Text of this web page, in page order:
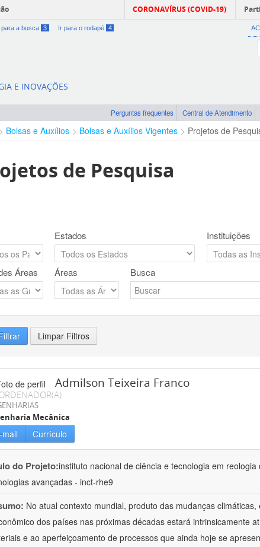
CORONAVÍRUS (COVID-19)
para a busca 3 Ir para o rodapé 4
E INOVAÇÕES
Perguntas frequentes Central de Atendimento
Bolsas e Auxílios Bolsas e Auxílios Vigentes Projetos de
de Pesquisa
Estados Instituições
Áreas Áreas Busca
Limpar Filtros
Admilson Teixeira Franco
Mecânica
mail Currículo
do Projeto:instituto nacional de ciência e tecnologia em
avançadas - inct-rhe9
No atual contexto mundial, produto das mudanças
dos países nas próximas décadas estará intrinsicamente
e ao aperfeiçoamento de processos que ainda hoje se